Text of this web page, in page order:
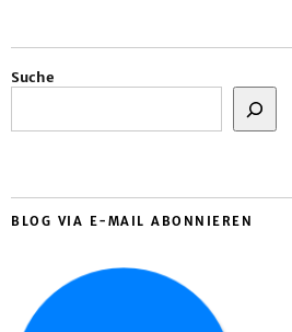
Suche
BLOG VIA E-MAIL ABONNIEREN